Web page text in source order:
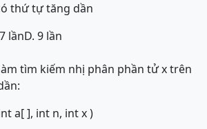
thứ tự tăng dần
lầnD. 9 lần
tìm kiếm nhị phân phần tử x trên
a[ ], int n, int x )